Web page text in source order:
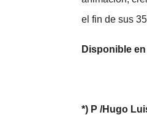
el fin de sus
Disponible en
*) P /Hugo